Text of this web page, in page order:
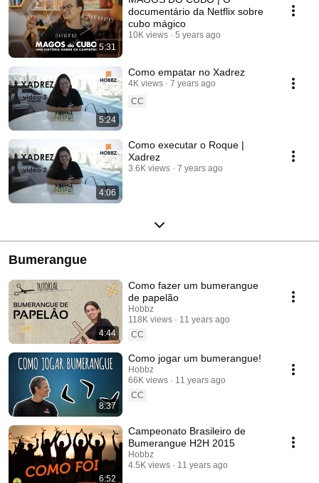
5:31
documentário da Netflix sobre
cubo mágico
10K views 5 years ago
5:24
Como empatar no Xadrez
4K views
7 years ago
CC
4:06
Como executar o Roque |
Xadrez
3.6K views 7 years ago
Bumerangue
4:44
Como fazer um bumerangue
de papelão
Hobbz
118K views
11 years ago
CC
8:37
Como jogar um bumerangue!
Hobbz
66K views
11 years ago
CC
6:52
Campeonato Brasileiro de
Bumerangue H2H 2015
Hobbz
4.5K views
11 years ago